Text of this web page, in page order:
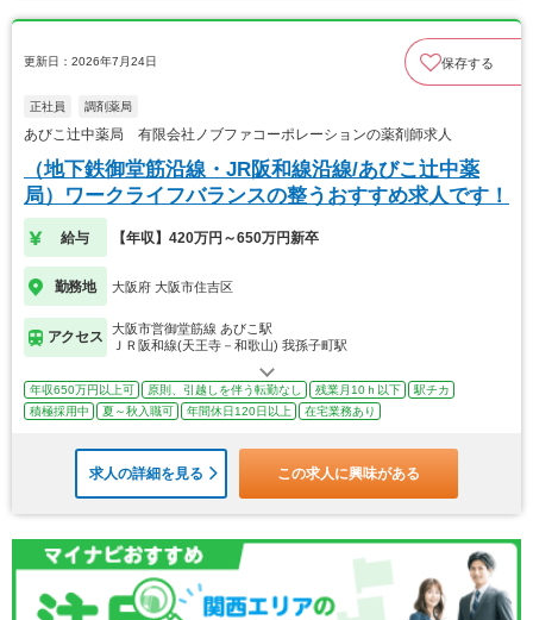
更新日：2026年7月24日 保存する
正社員 調剤薬局
あびこ辻中薬局 有限会社ノブファコーポレーションの薬剤師求人
（地下鉄御堂筋沿線・JR阪和線沿線/あびこ辻中薬
局）ワークライフバランスの整うおすすめ求人です！
給与 【年収】420万円～650万円新卒
勤務地 大阪府 大阪市住吉区
アクセス
大阪市営御堂筋線 あびこ駅
ＪＲ阪和線(天王寺－和歌山) 我孫子町駅
年収650万円以上可 原則、引越しを伴う転勤なし 残業月10ｈ以下
駅チカ
積極採用中
夏～秋入職可 年間休日120日以上 在宅業務あり
求人の詳細を見る この求人に興味がある